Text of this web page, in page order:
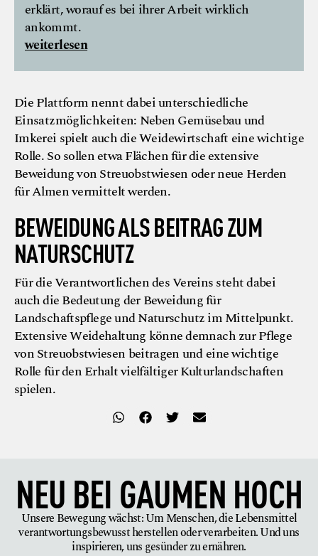
erklärt, worauf es bei ihrer Arbeit wirklich
ankommt.
weiterlesen
Die Plattform nennt dabei unterschiedliche
Einsatzmöglichkeiten: Neben Gemüsebau und
Imkerei spielt auch die Weidewirtschaft eine wichtige
Rolle. So sollen etwa Flächen für die extensive
Beweidung von Streuobstwiesen oder neue Herden
für Almen vermittelt werden.
BEWEIDUNG ALS BEITRAG ZUM
NATURSCHUTZ
Für die Verantwortlichen des Vereins steht dabei
auch die Bedeutung der Beweidung für
Landschaftspflege und Naturschutz im Mittelpunkt.
Extensive Weidehaltung könne demnach zur Pflege
von Streuobstwiesen beitragen und eine wichtige
Rolle für den Erhalt vielfältiger Kulturlandschaften
spielen.
NEU BEIGAUMEN HOCH
Unsere Bewegung wächst: Um Menschen, die Lebensmittel
verantwortungsbewusst herstellen oder verarbeiten. Und uns
inspirieren, uns gesünder zu ernähren.